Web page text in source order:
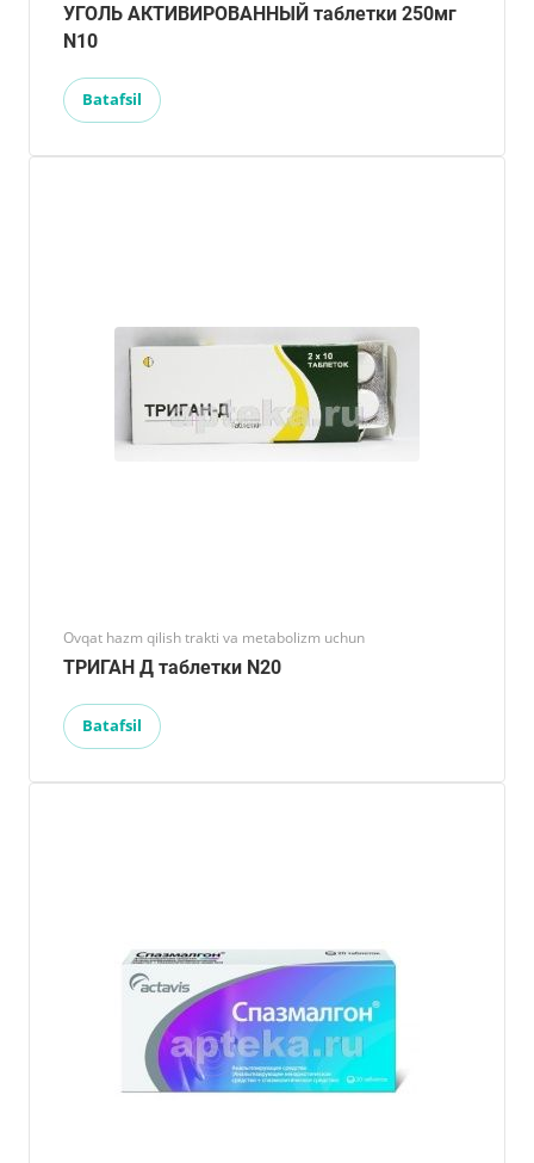
УГОЛЬ АКТИВИРОВАННЫЙ таблетки 250мг
N10
Batafsil
Ovqat hazm qilish trakti va metabolizm uchun
ТРИГАН Д таблетки N20
Batafsil